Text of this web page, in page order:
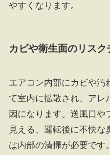
やすくなります。
カビや衛生面のリス
エアコン内部にカビや汚
て室内に拡散され、アレ
因になります。送風口
見える、運転後に不快な
は内部の清掃が必要です